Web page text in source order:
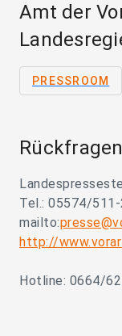
Amt der
PRESSROOM
Tel.: 05574/
mailto:
http://
Hotline: 0664/